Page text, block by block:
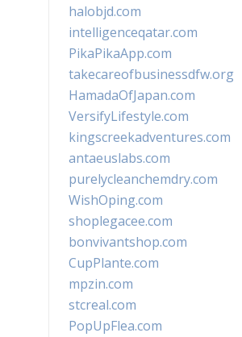
halobjd.com
intelligenceqatar.com
PikaPikaApp.com
takecareofbusinessdfw.org
HamadaOfJapan.com
VersifyLifestyle.com
kingscreekadventures.com
antaeuslabs.com
purelycleanchemdry.com
WishOping.com
shoplegacee.com
bonvivantshop.com
CupPlante.com
mpzin.com
stcreal.com
PopUpFlea.com